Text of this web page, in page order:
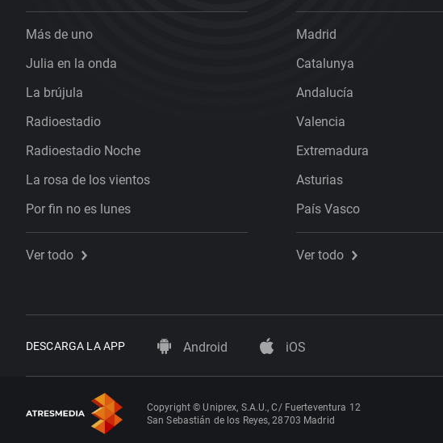
Más de uno
Julia en la onda
La brújula
Radioestadio
Radioestadio Noche
La rosa de los vientos
Por fin no es lunes
Ver todo
Madrid
Catalunya
Andalucía
Valencia
Extremadura
Asturias
País Vasco
Ver todo
DESCARGA LA APP Android iOS
Copyright © Uniprex, S.A.U., C/ Fuerteventura 12
San Sebastián de los Reyes, 28703 Madrid